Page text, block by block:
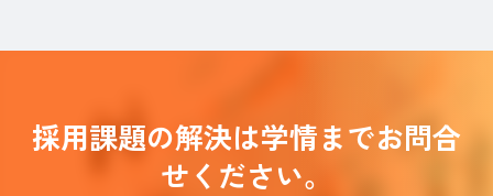
採用課題の解決は学情までお問合
せください。